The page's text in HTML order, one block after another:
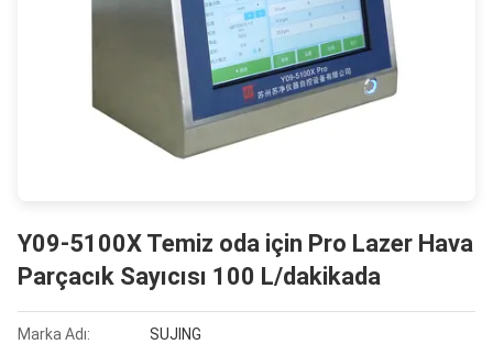
Y09-5100X Temiz oda için Pro Lazer Hava
Parçacık Sayıcısı 100 L/dakikada
Marka Adı: SUJING